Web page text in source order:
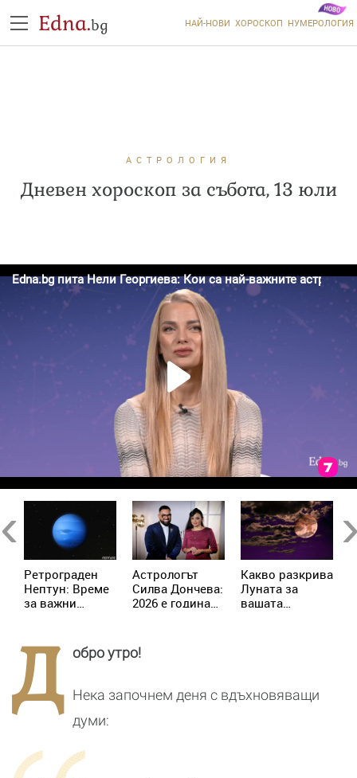
Edna.bg НАЙ-НОВИ ХОРОСКОП НУМЕРОЛОГИЯ
АСТРОЛОГИЯ
Дневен хороскоп за събота, 13 юли
Ретрограден
Нептун: Време
за важни
Астрологът
Силва Дончева:
2026 е година
отключват
новата
Kакво разкрива
Луната за
вашата
Д обро утро!
Нека започнем деня с вдъхновяващи
думи: